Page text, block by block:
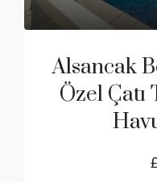
Alsancak
Özel Çatı